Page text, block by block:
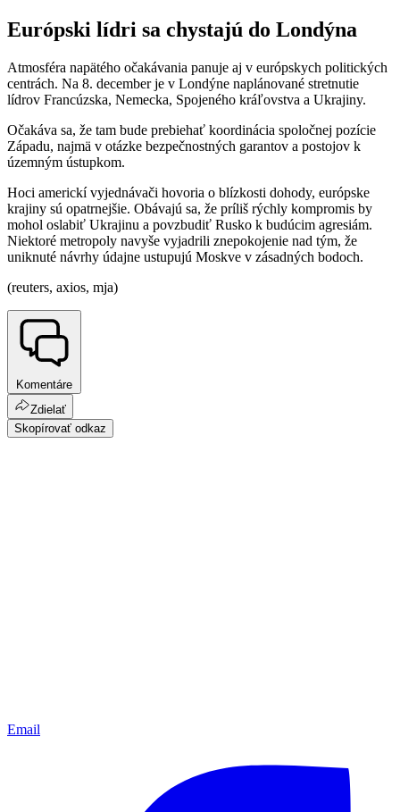
Európski lídri sa chystajú do Londýna
Atmosféra napätého očakávania panuje aj v európskych politických
centrách. Na 8. december je v Londýne naplánované stretnutie
lídrov Francúzska, Nemecka, Spojeného kráľovstva a Ukrajiny.
Očakáva sa, že tam bude prebiehať koordinácia spoločnej pozície
Západu, najmä v otázke bezpečnostných garantov a postojov k
územným ústupkom.
Hoci americkí vyjednávači hovoria o blízkosti dohody, európske
krajiny sú opatrnejšie. Obávajú sa, že príliš rýchly kompromis by
mohol oslabiť Ukrajinu a povzbudiť Rusko k budúcim agresiám.
Niektoré metropoly navyše vyjadrili znepokojenie nad tým, že
uniknuté návrhy údajne ustupujú Moskve v zásadných bodoch.
(reuters, axios, mja)
Komentáre
Zdielať
Skopírovať odkaz
Email